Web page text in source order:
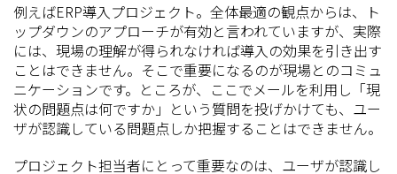
例えばERP導入プロジェクト。全体最適の観点からは、ト
ップダウンのアプローチが有効と言われていますが、実際
には、現場の理解が得られなければ導入の効果を引き出す
ことはできません。そこで重要になるのが現場とのコミュ
ニケーションです。ところが、ここでメールを利用し「現
状の問題点は何ですか」という質問を投げかけても、ユー
ザが認識している問題点しか把握することはできません。
プロジェクト担当者にとって重要なのは、ユーザが認識し